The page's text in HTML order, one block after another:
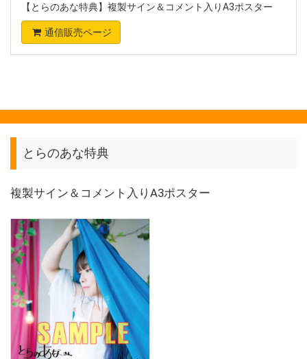
【とらのあな特典】複製サイン＆コメント入りA3ポスター
通信販売ページ
とらのあな特典
複製サイン＆コメント入りA3ポスター